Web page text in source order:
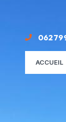
ACCUEIL